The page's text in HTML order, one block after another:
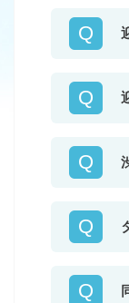
Q
Q
Q
Q
Q